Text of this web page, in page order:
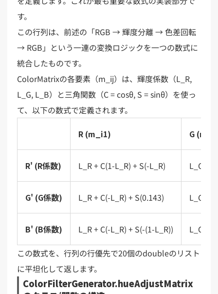
す。
この行列は、前述の「RGB → 輝度分離 → 色差回転
→ RGB」という一連の変換ロジックを一つの数式に
統合したものです。
ColorMatrixの各要素（m_ij）は、輝度係数（L_R,
L_G, L_B）と三角関数（C = cosθ, S = sinθ）を使っ
て、以下の数式で定義されます。
R (m_i1) G
R' (R係数) L_R + C(1-L_R) + S(-L_R) L_G +
G' (G係数) L_R + C(-L_R) + S(0.143) L_G +
B' (B係数) L_R + C(-L_R) + S(-(1-L_R)) L_G +
この数式を、行列の行優先で20個のdoubleのリスト
に平坦化して返します。
ColorFilterGenerator.hueAdjustMatrix